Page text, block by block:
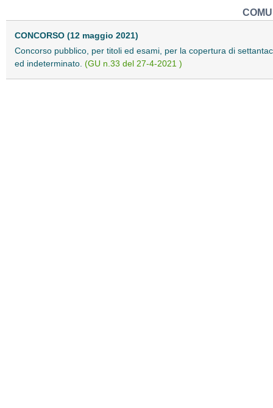
CONCORSO (12 maggio 2021)
Concorso pubblico, per titoli ed esami, per la copertura di
ed indeterminato. (GU n.33 del 27-4-2021 )